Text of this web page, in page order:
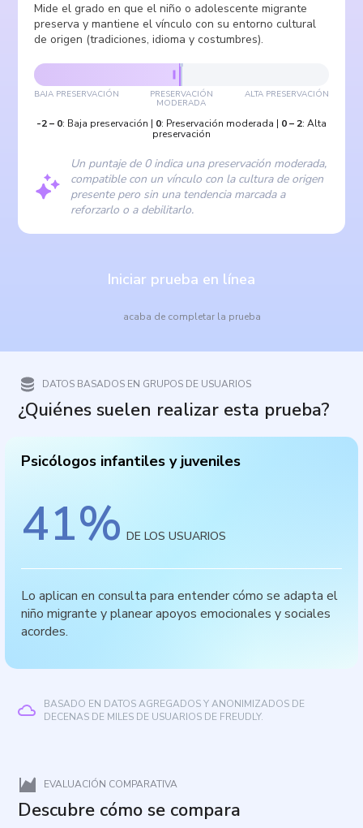
Mide el grado en que el niño o adolescente migrante
preserva y mantiene el vínculo con su entorno cultural
de origen (tradiciones, idioma y costumbres).
BAJA PRESERVACIÓN PRESERVACIÓN
MODERADA
ALTA PRESERVACIÓN
-2– 0: Baja preservación | 0: Preservación moderada | 0– 2: Alta
preservación
Un puntaje de 0 indica una preservación moderada,
compatible con un vínculo con la cultura de origen
presente pero sin una tendencia marcada a
reforzarlo o a debilitarlo.
Iniciar prueba en línea
acaba de completar la prueba
DATOS BASADOS EN GRUPOS DE USUARIOS
¿Quiénes suelen realizar esta prueba?
Psicólogos infantiles y juveniles
41% DE LOS USUARIOS
Lo aplican en consulta para entender cómo se adapta el
niño migrante y planear apoyos emocionales y sociales
acordes.
BASADO EN DATOS AGREGADOS Y ANONIMIZADOS DE
DECENAS DE MILES DE USUARIOS DE FREUDLY.
EVALUACIÓN COMPARATIVA
Descubre cómo se compara